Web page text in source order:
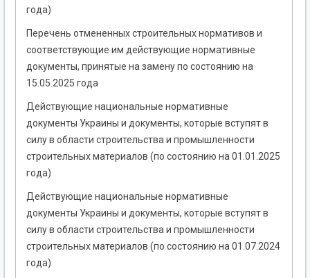
года)
Перечень отмененных строительных нормативов и
соответствующие им действующие нормативные
документы, принятые на замену по состоянию на
15.05.2025 года
Действующие национальные нормативные
документы Украины и документы, которые вступят в
силу в области строительства и промышленности
строительных материалов (по состоянию на 01.01.2025
года)
Действующие национальные нормативные
документы Украины и документы, которые вступят в
силу в области строительства и промышленности
строительных материалов (по состоянию на 01.07.2024
года)